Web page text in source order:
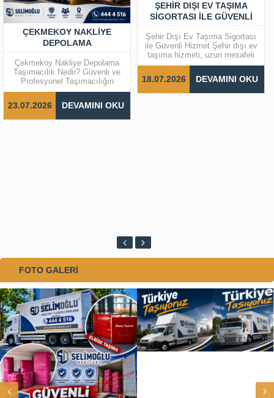
ÇEKMEKOY NAKLIYE
DEPOLAMA
Çekmekoy Nakliye Depolama
Taşımacılık Nedir? Güvenli ve
Profesyonel Taşımacılığın
Önemi Taşımacılık, insanların
kolaylaştıran en önemli hizmet
sektörlerinden biridir. Ev taşıma,
23.07.2026 DEVAMINI OKU
ŞEHIR DIŞI EV TAŞIMA
SIGORTASI ILE GÜVENLI
HIZMET
Şehir Dışı Ev Taşıma Sigortası
ile Güvenli Hizmet Şehir dışı ev
taşıma hizmeti, uzun mesafeli
nakliyat süreçlerinde
gerektiren önemli bir hizmettir.
Eşyalarınızın güvenle yeni
18.07.2026 DEVAMINI OKU
FOTO GALERİ